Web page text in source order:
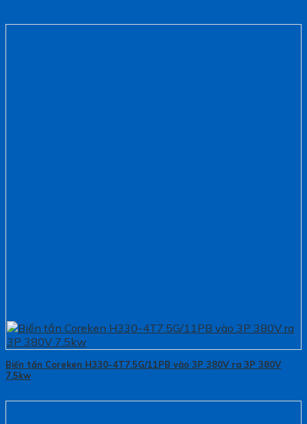
Biến tần Coreken H330-4T7.5G/11PB vào 3P 380V ra 3P 380V
7.5kw